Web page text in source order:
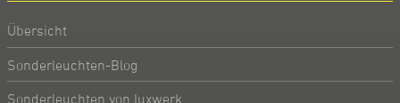
Übersicht
Sonderleuchten-Blog
Sonderleuchten von luxwerk